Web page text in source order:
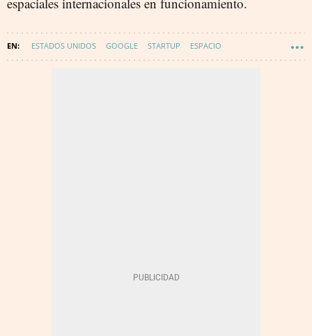
ESTADOS UNIDOS GOOGLE STARTUP ESPACIO